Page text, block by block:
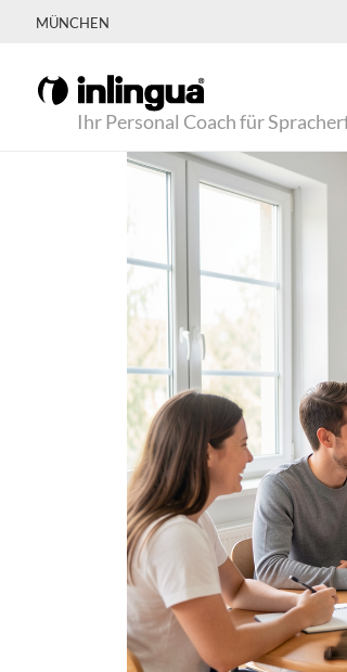
MÜNCHEN
Ihr Personal Coach für